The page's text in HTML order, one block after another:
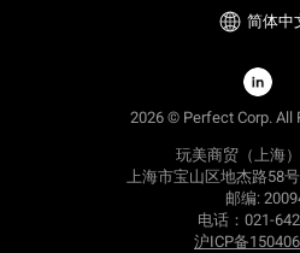
简体中
2026 © Perfect Corp. All
玩美商贸（上海
上海市宝山区地杰路58
邮编:
电话：021-
沪ICP备